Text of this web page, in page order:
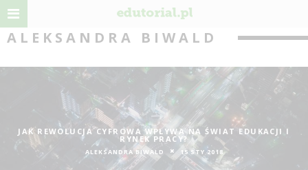
ALEKSANDRA BIWALD
JAK REWOLUCJA CYFROWA WPŁYWA NA ŚWIAT EDUKACJI I
RYNEK PRACY?
ALEKSANDRA BIWALD 15 STY 2018